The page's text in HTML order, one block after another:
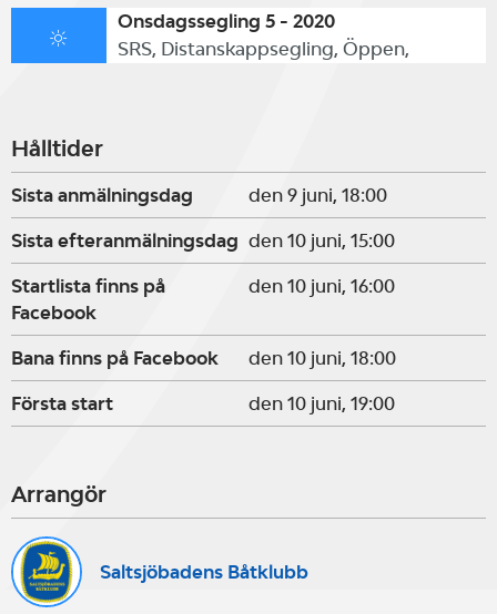
Onsdagssegling 5 - 2020
SRS, Distanskappsegling, Öppen,
Hålltider
Sista anmälningsdag den 9 juni, 18:00
Sista efteranmälningsdag den 10 juni, 15:00
Startlista finns på
Facebook
den 10 juni, 16:00
Bana finns på Facebook den 10 juni, 18:00
Första start den 10 juni, 19:00
Arrangör
Saltsjöbadens Båtklubb